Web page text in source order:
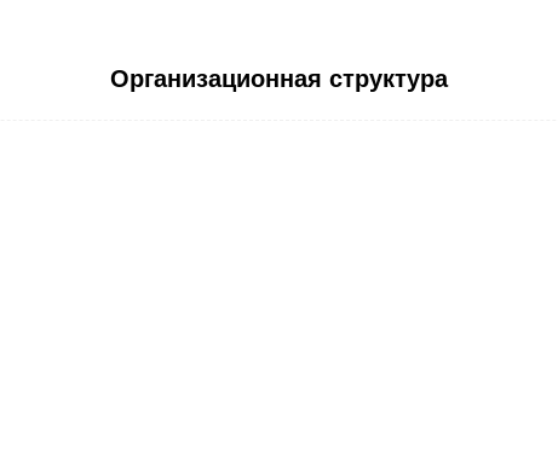
Организационная структура